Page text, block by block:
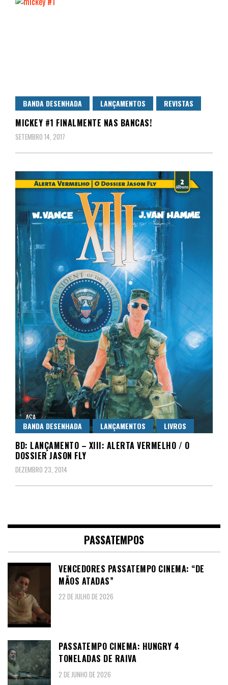
BANDA DESENHADA LANÇAMENTOS REVISTAS
MICKEY #1 FINALMENTE NAS BANCAS!
SETEMBRO 14, 2017
BANDA DESENHADA LANÇAMENTOS LIVROS
BD: LANÇAMENTO – XIII: ALERTA VERMELHO / O
DOSSIER JASON FLY
DEZEMBRO 23, 2014
PASSATEMPOS
VENCEDORES PASSATEMPO CINEMA: “DE
MÃOS ATADAS”
22 DE JULHO DE 2026
PASSATEMPO CINEMA: HUNGRY 4
TONELADAS DE RAIVA
2 DE JUNHO DE 2026